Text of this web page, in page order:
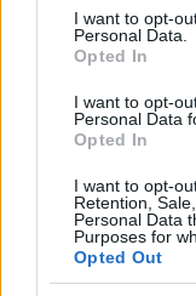
consent section.
I want to opt-
Personal Data.
Opted In
I want to opt-
Personal Data
Opted In
I want to opt-
Retention,
Personal Data
Purposes for
Opted Out
Το
αυτόματα